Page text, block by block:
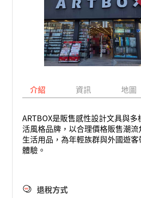
介紹 資訊 地圖
ARTBOX是販售感性設計文具與
活風格品牌，以合理價格販售潮
生活用品，為年輕族群與外國遊
體驗。
退稅方式